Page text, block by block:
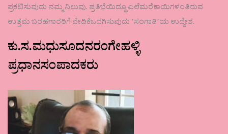
ಪ್ರಕಟಿಸುವುದು ನಮ್ಮ ನಿಲುವು. ಪ್ರತಿಭೆಯಿದ್ದೂ ಎಲೆಮರೆಕಾಯಿಗಳಂತಿರುವ
ಉತ್ತಮ ಬರಹಗಾರರಿಗೆ ವೇದಿಕೆಒದಗಿಸುವುದು ʼಸಂಗಾತಿʼಯ ಉದ್ದೇಶ.
ಕು.ಸ.ಮಧುಸೂದನರಂಗೇಹಳ್ಳಿ
ಪ್ರಧಾನಸಂಪಾದಕರು